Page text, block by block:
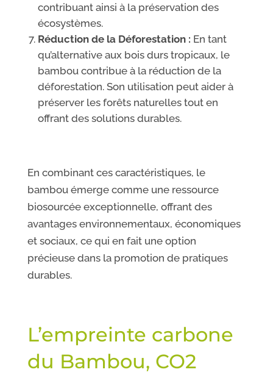
contribuant ainsi à la préservation des
écosystèmes.
Réduction de la Déforestation : En tant
qu’alternative aux bois durs tropicaux, le
bambou contribue à la réduction de la
déforestation. Son utilisation peut aider à
préserver les forêts naturelles tout en
offrant des solutions durables.
En combinant ces caractéristiques, le
bambou émerge comme une ressource
biosourcée exceptionnelle, offrant des
avantages environnementaux, économiques
et sociaux, ce qui en fait une option
précieuse dans la promotion de pratiques
durables.
L’empreinte carbone
du Bambou, CO2